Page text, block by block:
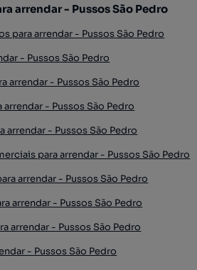
arrendar - Pussos São Pedro
para arrendar - Pussos São Pedro
- Pussos São Pedro
arrendar - Pussos São Pedro
arrendar - Pussos São Pedro
arrendar - Pussos São Pedro
para arrendar - Pussos São Pedro
arrendar - Pussos São Pedro
arrendar - Pussos São Pedro
arrendar - Pussos São Pedro
- Pussos São Pedro